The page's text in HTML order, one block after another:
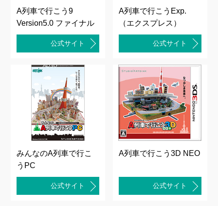
A列車で行こう9
Version5.0 ファイナル
公式サイト
A列車で行こうExp.
（エクスプレス）
公式サイト
みんなのA列車で行こ
うPC
公式サイト
A列車で行こう3D NEO
公式サイト